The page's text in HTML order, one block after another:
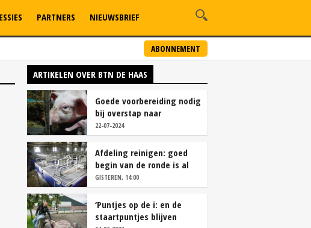
ABONNEMENT
PARTNERS NIEUWSBRIEF
ARTIKELEN OVER BTN DE HAAS
Goede voorbereiding nodig
bij overstap naar
krulstaart
22-07-2024
Afdeling reinigen: goed
begin van de ronde is al
half verdiend
GISTEREN, 14:00
‘Puntjes op de i: en de
staartpuntjes blijven